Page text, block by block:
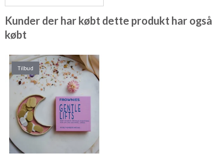
Kunder der har købt dette produkt har også
købt
Tilbud